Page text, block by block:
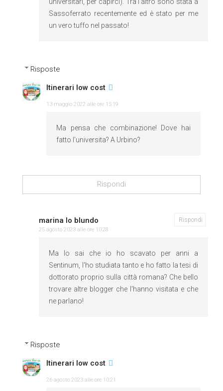
universitari, per capirci). Tra l'altro sono stata a
Sassoferrato recentemente ed è stato per me
un vero tuffo nel passato!
Risposte
Itinerari low cost
13 maggio 2022 alle ore 15:19
Ma pensa che combinazione! Dove hai
fatto l'universita? A Urbino?
Rispondi
marina lo blundo
25 agosto 2023 alle ore 10:28
Ma lo sai che io ho scavato per anni a
Sentinum, l'ho studiata tanto e ho fatto la tesi di
dottorato proprio sulla città romana? Che bello
trovare altre blogger che l'hanno visitata e che
ne parlano!
Rispondi
Risposte
Itinerari low cost
26 agosto 2023 alle ore 10:21